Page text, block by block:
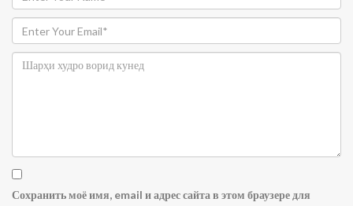
Сохранить моё имя, email и адрес сайта в этом браузере для